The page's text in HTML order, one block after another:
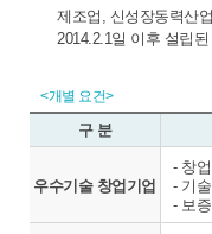
제조업, 신성장동력산
2014.2.1일 이후 설립된
<개별 요건>
구 분
우수기술 창업기업
- 창
- 기
- 보